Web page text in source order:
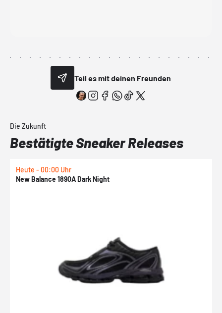
Teil es mit deinen Freunden
Die Zukunft
Bestätigte Sneaker Releases
Heute - 00:00 Uhr
New Balance 1890A Dark Night